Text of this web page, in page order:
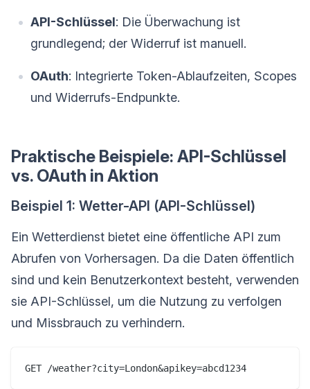
API-Schlüssel: Die Überwachung ist
grundlegend; der Widerruf ist manuell.
OAuth: Integrierte Token-Ablaufzeiten, Scopes
und Widerrufs-Endpunkte.
Praktische Beispiele: API-Schlüssel
vs. OAuth in Aktion
Beispiel 1: Wetter-API (API-Schlüssel)
Ein Wetterdienst bietet eine öffentliche API zum
Abrufen von Vorhersagen. Da die Daten öffentlich
sind und kein Benutzerkontext besteht, verwenden
sie API-Schlüssel, um die Nutzung zu verfolgen
und Missbrauch zu verhindern.